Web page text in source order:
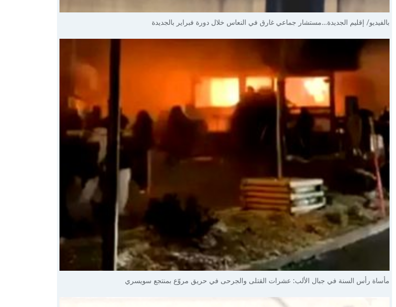
بالفيديو/ إقليم الجديدة…مستشار جماعي غارق في النعاس خلال دورة فبراير بالجديدة
مأساة رأس السنة في جبال الألب: عشرات القتلى والجرحى في حريق مروّع بمنتجع سويسري